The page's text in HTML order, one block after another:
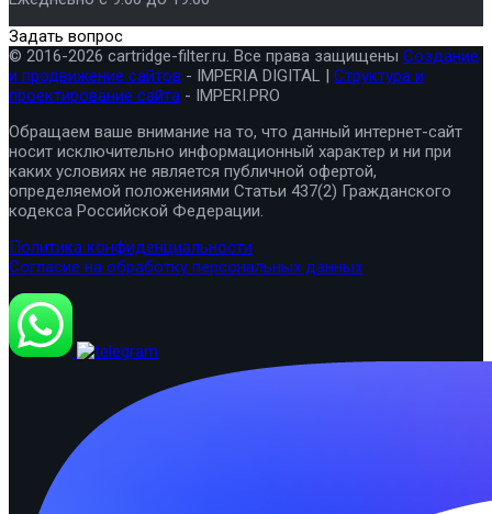
Задать вопрос
© 2016-2026 cartridge-filter.ru. Все права защищены Создание
и продвижение сайтов - IMPERIA DIGITAL | Структура и
проектирование сайта - IMPERI.PRO
Обращаем ваше внимание на то, что данный интернет-сайт
носит исключительно информационный характер и ни при
каких условиях не является публичной офертой,
определяемой положениями Статьи 437(2) Гражданского
кодекса Российской Федерации.
Политика конфиденциальности
Согласие на обработку персональных данных